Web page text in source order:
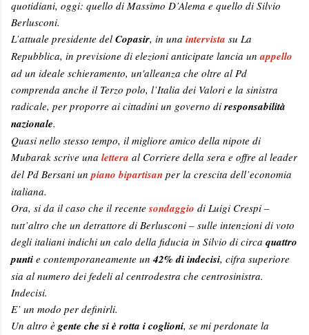
quotidiani, oggi: quello di Massimo D’Alema e quello di Silvio
Berlusconi.
L’attuale presidente del Copasir, in una intervista su La
Repubblica, in previsione di elezioni anticipate lancia unappello
ad un ideale schieramento, un'alleanza che oltre al Pd
comprenda anche il Terzo polo, l’Italia dei Valori e la sinistra
radicale, per proporre ai cittadini un governo diresponsabilità
nazionale.
Quasi nello stesso tempo, il migliore amico della nipote di
Mubarak scrive una lettera al Corriere della sera e offre al leader
del Pd Bersani unpiano bipartisan per la crescita dell’economia
italiana.
Ora, si da il caso che il recentesondaggio di Luigi Crespi –
tutt’altro che un detrattore di Berlusconi – sulle intenzioni di voto
degli italiani indichi un calo della fiducia in Silvio di circa quattro
punti e contemporaneamente un42% di indecisi, cifra superiore
sia al numero dei fedeli al centrodestra che centrosinistra.
Indecisi.
E’ un modo per definirli.
Un altro è gente che si è rotta i coglioni, se mi perdonate la